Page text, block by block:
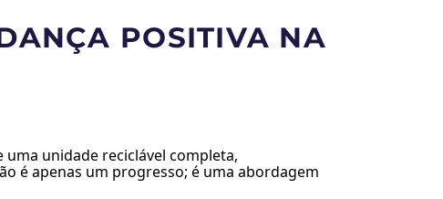
POSITIVA NA
unidade reciclável completa,
é apenas um progresso; é uma abordagem